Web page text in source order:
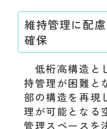
維持管理に配
確保
低桁高構造と
持管理が困難と
部の構造を再現
理が可能となる
管理スペースを